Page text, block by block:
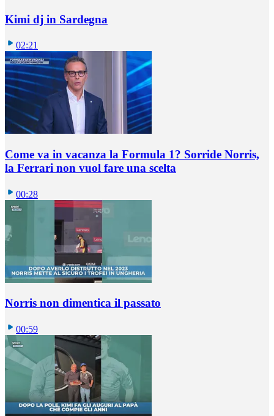
Kimi dj in Sardegna
02:21
Come va in vacanza la Formula 1? Sorride Norris,
la Ferrari non vuol fare una scelta
00:28
Norris non dimentica il passato
00:59